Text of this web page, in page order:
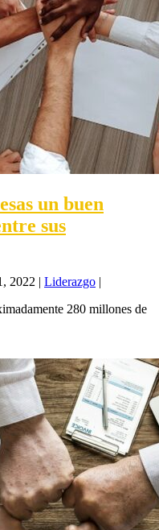
un buen
sus
2022 | Liderazgo |
280 millones de